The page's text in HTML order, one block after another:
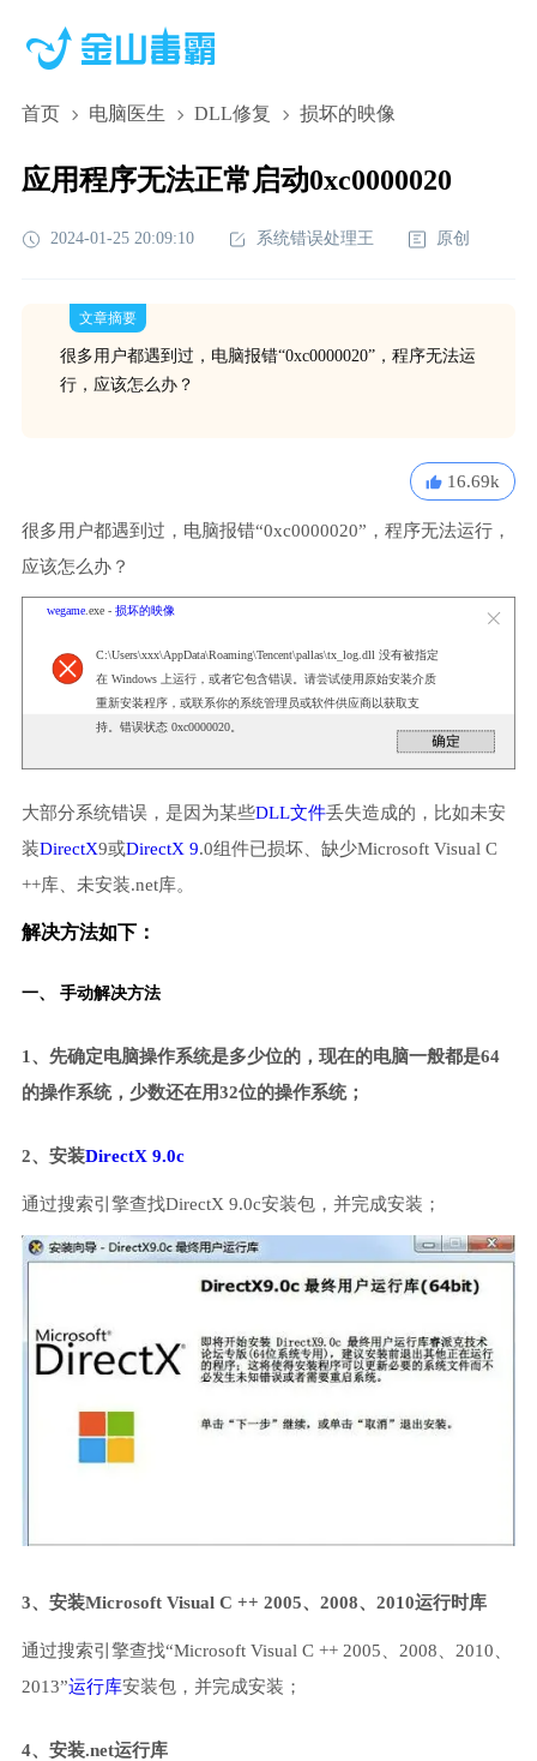
首页 电脑医生 DLL修复 损坏的映像
应用程序无法正常启动0xc0000020
2024-01-25 20:09:10 系统错误处理王 原创
文章摘要
很多用户都遇到过，电脑报错“0xc0000020”，程序无法运
行，应该怎么办？
16.69k
很多用户都遇到过，电脑报错“0xc0000020”，程序无法运行，
应该怎么办？
wegame.exe - 损坏的映像
C:\Users\xxx\AppData\Roaming\Tencent\pallas\tx_log.dll 没有被指定
在 Windows 上运行，或者它包含错误。请尝试使用原始安装介质
重新安装程序，或联系你的系统管理员或软件供应商以获取支
持。错误状态 0xc0000020。
大部分系统错误，是因为某些DLL文件丢失造成的，比如未安
装DirectX9或DirectX 9.0组件已损坏、缺少Microsoft Visual C
++库、未安装.net库。
解决方法如下：
一、 手动解决方法
1、先确定电脑操作系统是多少位的，现在的电脑一般都是64
的操作系统，少数还在用32位的操作系统；
2、安装DirectX 9.0c
通过搜索引擎查找DirectX 9.0c安装包，并完成安装；
3、安装Microsoft Visual C ++ 2005、2008、2010运行时库
通过搜索引擎查找“Microsoft Visual C ++ 2005、2008、2010、
2013”运行库安装包，并完成安装；
4、安装.net运行库